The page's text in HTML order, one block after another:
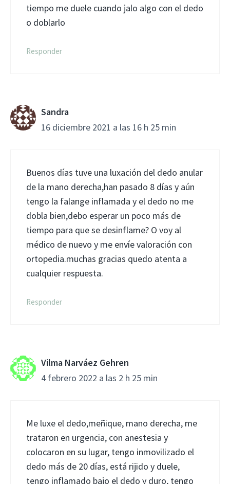
tiempo me duele cuando jalo algo con el dedo
o doblarlo
Responder
Sandra
16 diciembre 2021 a las 16 h 25 min
Buenos días tuve una luxación del dedo anular
de la mano derecha,han pasado 8 días y aún
tengo la falange inflamada y el dedo no me
dobla bien,debo esperar un poco más de
tiempo para que se desinflame? O voy al
médico de nuevo y me envíe valoración con
ortopedia.muchas gracias quedo atenta a
cualquier respuesta.
Responder
Vilma Narváez Gehren
4 febrero 2022 a las 2 h 25 min
Me luxe el dedo,meñique, mano derecha, me
trataron en urgencia, con anestesia y
colocaron en su lugar, tengo inmovilizado el
dedo más de 20 días, está rijido y duele,
tengo inflamado bajo el dedo y duro, tengo